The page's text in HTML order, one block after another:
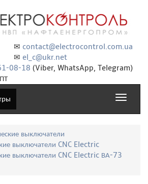
✉ contact@electrocontrol.com.ua
✉ el_c@ukr.net
08-18 (Viber, WhatsApp, Telegram)
Toggle
выключатели
выключатели CNC Electric
выключатели CNC Electric ВА-73